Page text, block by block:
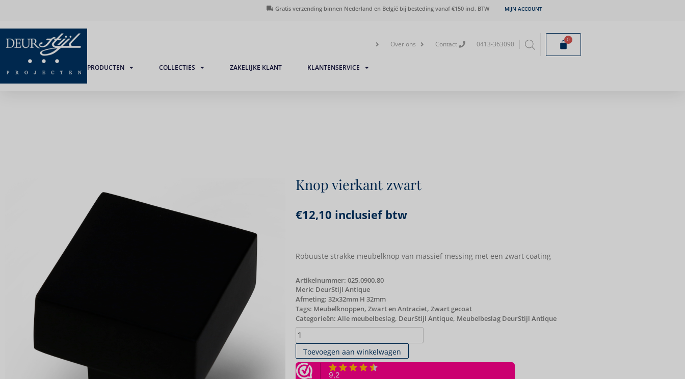
Gratis verzending binnen Nederland en België bij besteding vanaf €150 incl. BTW MIJN ACCOUNT
Over ons Contact 0413-363090
0
PRODUCTEN COLLECTIES ZAKELIJKE KLANT KLANTENSERVICE
Knop vierkant zwart
€12,10 inclusief btw
Robuuste strakke meubelknop van massief messing met een zwart coating
Artikelnummer: 025.0900.80
Merk: DeurStijl Antique
Afmeting: 32x32mm H 32mm
Tags: Meubelknoppen, Zwart en Antraciet, Zwart gecoat
Categorieën: Alle meubelbeslag, DeurStijl Antique, Meubelbeslag DeurStijl Antique
Toevoegen aan winkelwagen